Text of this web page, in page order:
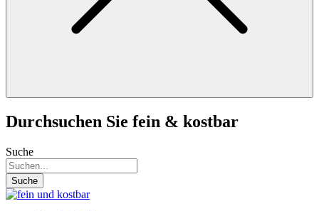
Durchsuchen Sie fein & kostbar
Suche
Suche